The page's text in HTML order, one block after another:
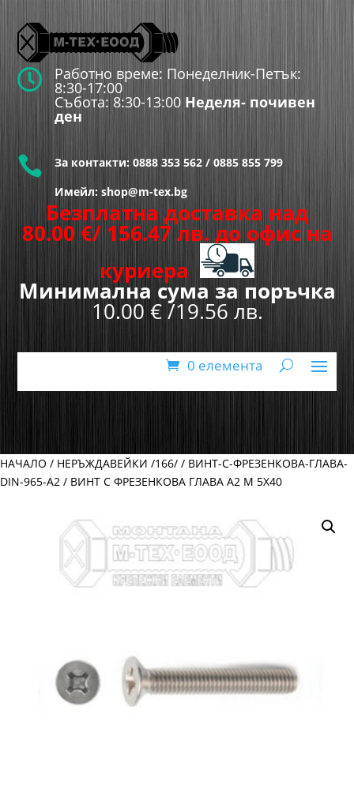
 Работно време: Понеделник-Петък:
8:30-17:00
Събота: 8:30-13:00 Неделя- почивен
ден
 За контакти: 0888 353 562 / 0885 855 799
Имейл: shop@m-tex.bg
Безплатна доставка над
80.00 €/ 156.47 лв. до офис на
куриера
Минимална сума за поръчка
10.00 € /19.56 лв.
0 елемента
НАЧАЛО / НЕРЪЖДАВЕЙКИ /166/ / ВИНТ-С-ФРЕЗЕНКОВА-ГЛАВА-
DIN-965-А2 / ВИНТ С ФРЕЗЕНКОВА ГЛАВА А2 М 5Х40